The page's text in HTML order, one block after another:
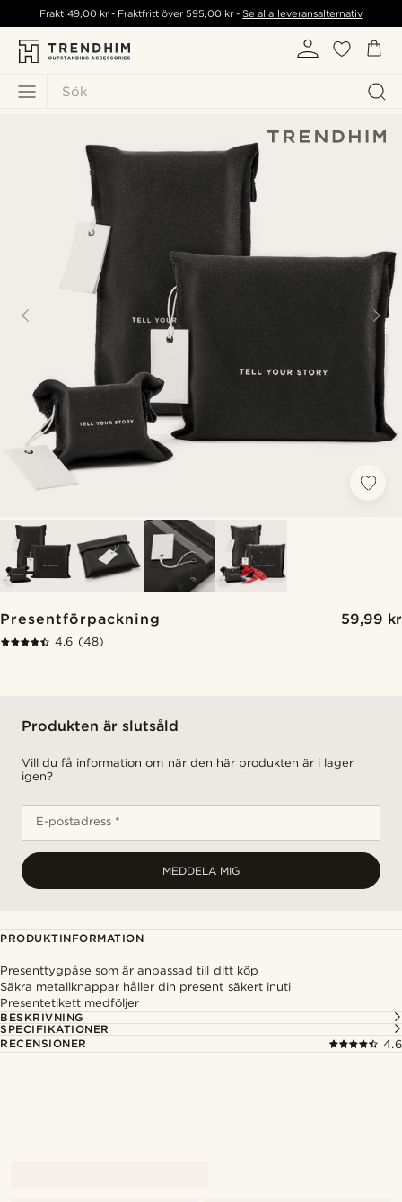
Sök
Frakt 49,00 kr- Fraktfritt över595,00 kr -Se alla leveransalternativ
Presentförpackning 59,99 kr
4.6 (48)
Produkten är slutsåld
Vill du få information om när den här produkten är i lager
igen?
E-postadress *
MEDDELA MIG
PRODUKTINFORMATION
Presenttygpåse som är anpassad till ditt köp
Säkra metallknappar håller din present säkert inuti
Presentetikett medföljer
BESKRIVNING
SPECIFIKATIONER
RECENSIONER
4.6